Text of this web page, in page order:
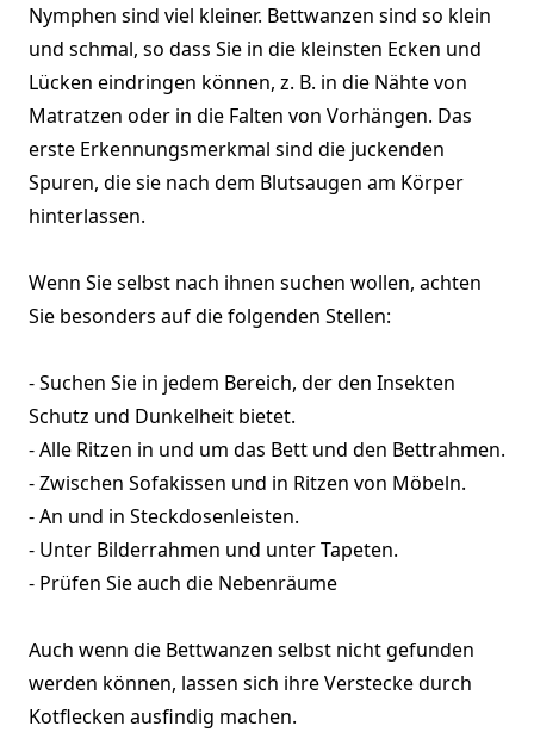
Nymphen sind viel kleiner. Bettwanzen sind so klein
und schmal, so dass Sie in die kleinsten Ecken und
Lücken eindringen können, z. B. in die Nähte von
Matratzen oder in die Falten von Vorhängen. Das
erste Erkennungsmerkmal sind die juckenden
Spuren, die sie nach dem Blutsaugen am Körper
hinterlassen.
Wenn Sie selbst nach ihnen suchen wollen, achten
Sie besonders auf die folgenden Stellen:
- Suchen Sie in jedem Bereich, der den Insekten
Schutz und Dunkelheit bietet.
- Alle Ritzen in und um das Bett und den Bettrahmen.
- Zwischen Sofakissen und in Ritzen von Möbeln.
- An und in Steckdosenleisten.
- Unter Bilderrahmen und unter Tapeten.
- Prüfen Sie auch die Nebenräume
Auch wenn die Bettwanzen selbst nicht gefunden
werden können, lassen sich ihre Verstecke durch
Kotflecken ausfindig machen.